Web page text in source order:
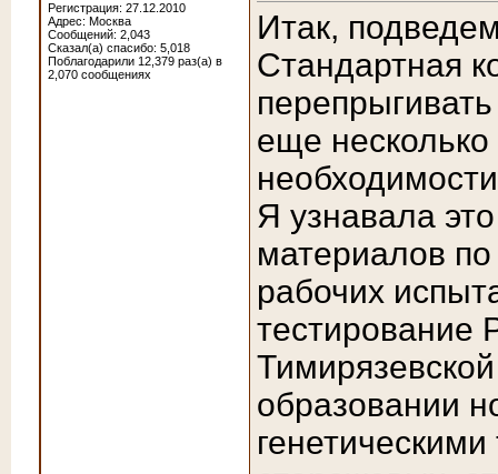
Регистрация: 27.12.2010
Адрес: Москва
Сообщений: 2,043
Сказал(а) спасибо: 5,018
Поблагодарили 12,379 раз(а) в
2,070 сообщениях
Итак,
Стандартная
еще несколько
Я узнавала
материалов
рабочих
тестирование
образовании